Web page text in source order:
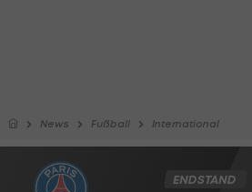
News Fußball International
ENDSTAND